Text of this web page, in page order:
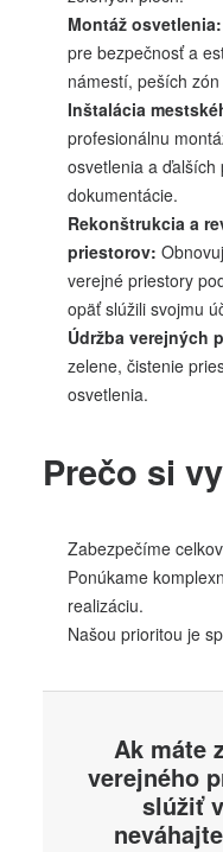
Montáž osvetlenia:
pre bezpečnosť a
námestí, peších
Inštalácia
profesionálnu
osvetlenia a ďalších
dokumentácie.
Rekonštrukcia a
priestorov:
verejné priestory
opäť slúžili svojmu
Údržba verejných
zelene, čistenie
osvetlenia.
Prečo si
Zabezpečíme
Ponúkame
realizáciu.
Našou prioritou je
Ak máte
verejného
slúžiť